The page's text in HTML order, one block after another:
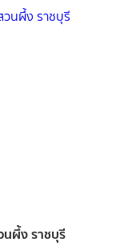
นผึ้ง ราชบุรี